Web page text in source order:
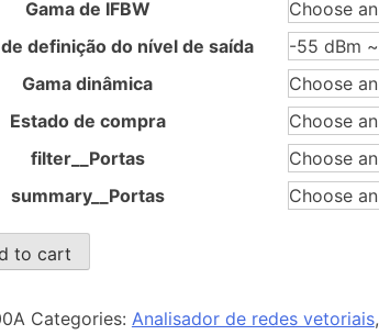
Gama de IFBW
definição do nível de saída
Gama dinâmica
Estado de compra
filter__Portas
summary__Portas
to cart
Categories: Analisador de redes vetoriais,